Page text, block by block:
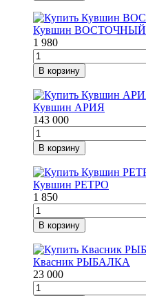
Кувшин ВОСТОЧНЫЙ
1 980
В корзину
Кувшин АРИЯ
143 000
В корзину
Кувшин РЕТРО
1 850
В корзину
Квасник РЫБАЛКА
23 000